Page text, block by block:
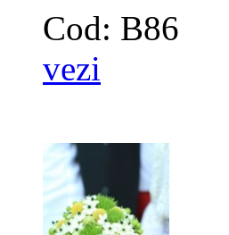
Cod: B86
vezi